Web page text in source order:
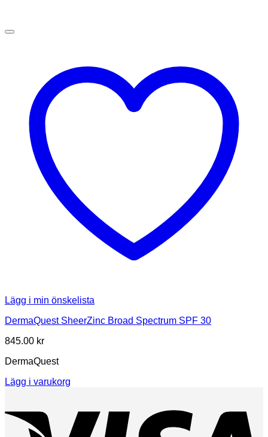
Lägg i min önskelista
DermaQuest SheerZinc Broad Spectrum SPF 30
845.00 kr
DermaQuest
Lägg i varukorg